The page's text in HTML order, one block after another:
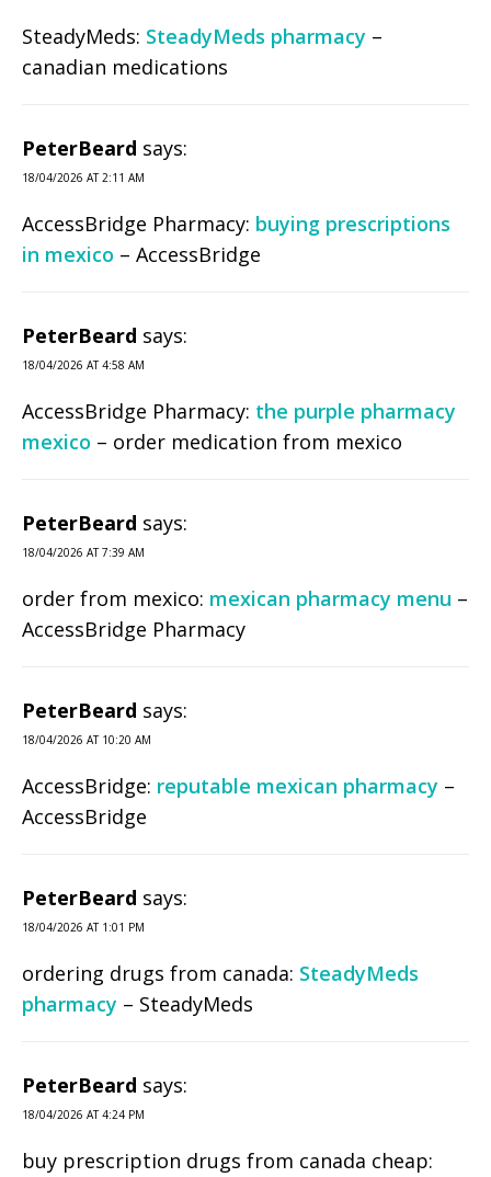
SteadyMeds: SteadyMeds pharmacy –
canadian medications
PeterBeard says:
18/04/2026 AT 2:11 AM
AccessBridge Pharmacy: buying prescriptions
in mexico – AccessBridge
PeterBeard says:
18/04/2026 AT 4:58 AM
AccessBridge Pharmacy: the purple pharmacy
mexico – order medication from mexico
PeterBeard says:
18/04/2026 AT 7:39 AM
order from mexico: mexican pharmacy menu –
AccessBridge Pharmacy
PeterBeard says:
18/04/2026 AT 10:20 AM
AccessBridge: reputable mexican pharmacy –
AccessBridge
PeterBeard says:
18/04/2026 AT 1:01 PM
ordering drugs from canada: SteadyMeds
pharmacy – SteadyMeds
PeterBeard says:
18/04/2026 AT 4:24 PM
buy prescription drugs from canada cheap: